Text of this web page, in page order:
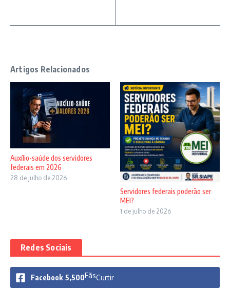
Artigos Relacionados
Auxílio-saúde dos servidores
federais em 2026
28 de julho de 2026
Servidores federais poderão ser
MEI?
1 de julho de 2026
Redes Sociais
Facebook 5,500FãsCurtir